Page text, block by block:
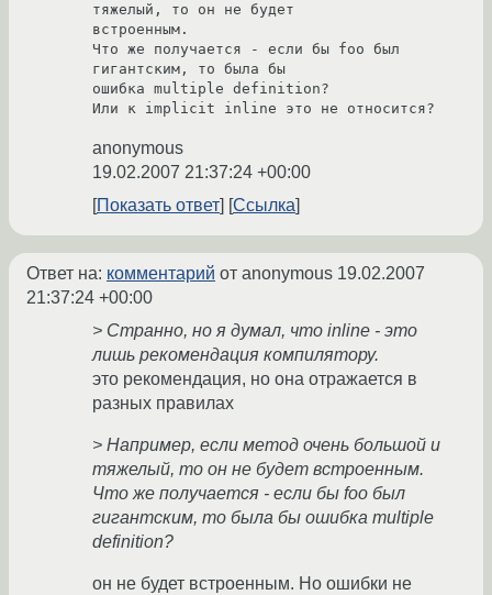
тяжелый, то он не будет
встроенным.
Что же получается - если бы foo был
гигантским, то была бы
ошибка multiple definition?
Или к implicit inline это не относится?
anonymous
19.02.2007 21:37:24 +00:00
Показать ответ
Ссылка
Ответ на: комментарий от anonymous 19.02.2007
21:37:24 +00:00
> Странно, но я думал, что inline - это
лишь рекомендация компилятору.
это рекомендация, но она отражается в
разных правилах
> Например, если метод очень большой и
тяжелый, то он не будет встроенным.
Что же получается - если бы foo был
гигантским, то была бы ошибка multiple
definition?
он не будет встроенным. Но ошибки не